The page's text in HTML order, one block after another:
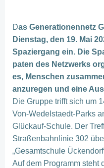
Das Generationennetz
Dienstag, den 19. Mai
Spaziergang ein. Die
paten des Netzwerks
es, Menschen
anzuregen und eine
Die Gruppe trifft sich um
Von-Wedelstaedt-Parks
Glückauf-Schule. Der
Straßenbahnlinie 302
„Gesamtschule
Auf dem Programm steht